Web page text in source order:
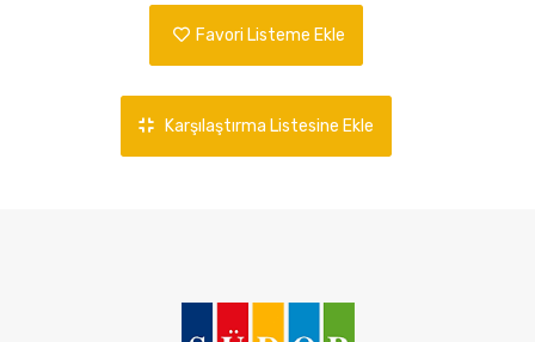
Favori Listeme Ekle
Karşılaştırma Listesine Ekle